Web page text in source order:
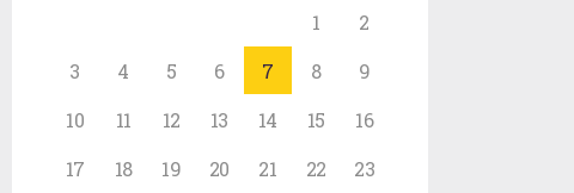
1
2
3
4 5 6 7 8
9
10
11 12 13 14 15
16
17
18 19 20 21 22
23